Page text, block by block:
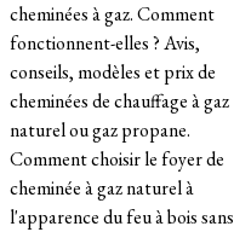
cheminées à gaz. Comment
fonctionnent-elles ? Avis,
conseils, modèles et prix de
cheminées de chauffage à gaz
naturel ou gaz propane.
Comment choisir le foyer de
cheminée à gaz naturel à
l'apparence du feu à bois sans